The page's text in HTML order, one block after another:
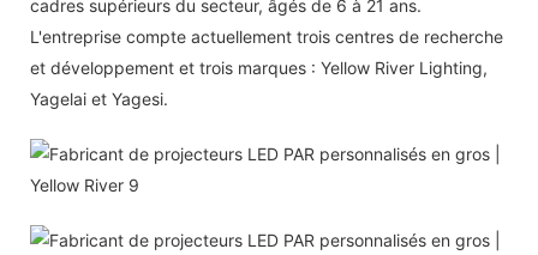
cadres supérieurs du secteur, âgés de 6 à 21 ans.
L'entreprise compte actuellement trois centres de recherche
et développement et trois marques : Yellow River Lighting,
Yagelai et Yagesi.